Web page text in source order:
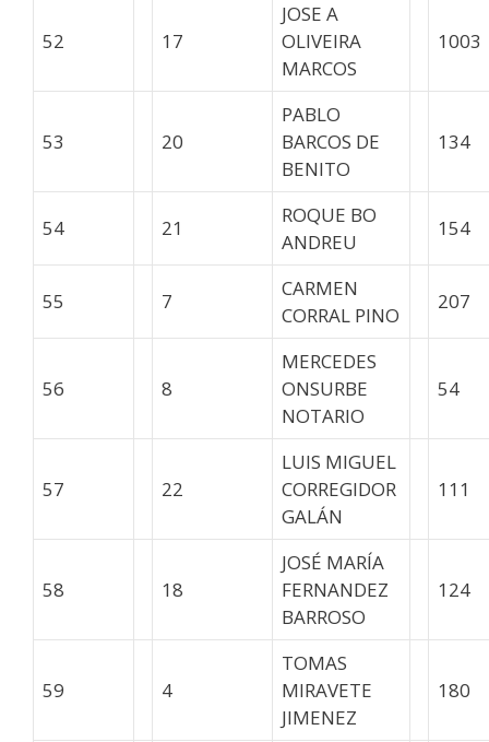
52 17
JOSE A
OLIVEIRA
MARCOS
1003
53 20
PABLO
BARCOS DE
BENITO
134
54 21
ROQUE BO
ANDREU
154
55 7
CARMEN
CORRAL PINO
207
56 8
MERCEDES
ONSURBE
NOTARIO
54
57 22
LUIS MIGUEL
CORREGIDOR
GALÁN
111
58 18
JOSÉ MARÍA
FERNANDEZ
BARROSO
124
59 4
TOMAS
MIRAVETE
JIMENEZ
180